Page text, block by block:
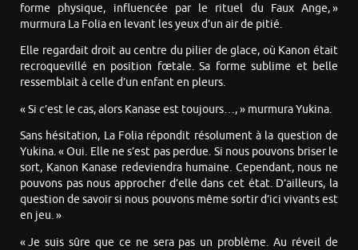
forme physique, influencée par le rituel du Faux Ange, »
murmura La Folia en levant les yeux d’un air de pitié.
Elle regardait droit au centre du pilier de glace, où Kanon était
recroquevillé en position fœtale. Sa forme sublime et belle
ressemblait à celle d’un enfant en pleurs.
« Si c’est le cas, alors Kanase est toujours…, » murmura Yukina.
Sans hésitation, La Folia répondit résolument à la question de
Yukina. « Oui. Elle ne s’est pas perdue. Si nous pouvons briser le
sort, Kanon Kanase redeviendra humaine. Cependant, nous ne
pouvons pas nous approcher d’elle dans cet état. D’ailleurs, la
question de savoir si nous pouvons même sortir d’ici vivants est
en jeu. »
« Je suis sûre que ce ne sera pas un problème. Au réveil de